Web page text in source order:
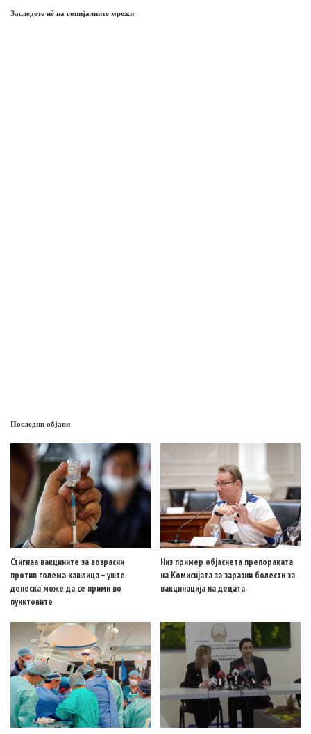
Заследете нѐ на социјалните мрежи
Последни објави
Стигнаа вакцините за возрасни
против голема кашлица – уште
денеска може да се прими во
пунктовите
Низ пример објаснета препораката
на Комисијата за заразни болести за
вакцинација на децата